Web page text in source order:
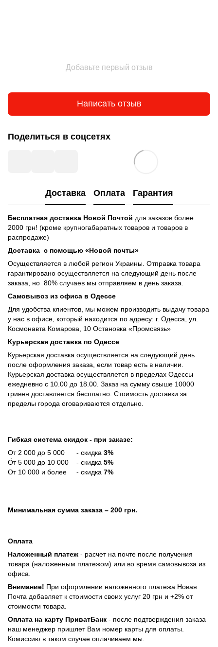
Добавьте первый отзыв
Написать отзыв
Поделиться в соцсетях
Доставка Оплата Гарантия
Бесплатная доставка Новой Почтой для заказов более
2000 грн! (кроме крупногабаратных товаров и товаров в
распродаже)
Доставка с помощью «Новой почты»
Осуществляется в любой регион Украины. Отправка товара
гарантировано осуществляется на следующий день после
заказа, но 80% случаев мы отправляем в день заказа.
Самовывоз из офиса в Одессе
Для удобства клиентов, мы можем производить выдачу товара
у нас в офисе, который находится по адресу: г. Одесса, ул.
Космонавта Комарова, 10 Остановка «Промсвязь»
Курьерская доставка по Одессе
Курьерская доставка осуществляется на следующий день
после оформления заказа, если товар есть в наличии.
Курьерская доставка осуществляется в пределах Одессы
ежедневно с 10.00 до 18.00. Заказ на сумму свыше 10000
гривен доставляется бесплатно. Стоимость доставки за
пределы города оговариваются отдельно.
Гибкая система скидок - при заказе:
От 2 000 до 5 000 - скидка 3%
О́т 5 000 до 10 000 - скидка 5%
От 10 000 и более - скидка 7%
Минимальная сумма заказа – 200 грн.
Оплата
Наложенный платеж - расчет на почте после получения
товара (наложенным платежом) или во время самовывоза из
офиса.
Внимание! При оформлении наложенного платежа Новая
Почта добавляет к стоимости своих услуг 20 грн и +2% от
стоимости товара.
Оплата на карту ПриватБанк - после подтверждения заказа
наш менеджер пришлет Вам номер карты для оплаты.
Комиссию в таком случае оплачиваем мы.